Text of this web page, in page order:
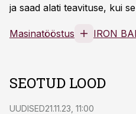
ja saad alati teavituse, kui
Masinatööstus IRON
SEOTUD LOOD
UUDISED21.11.23, 11:00